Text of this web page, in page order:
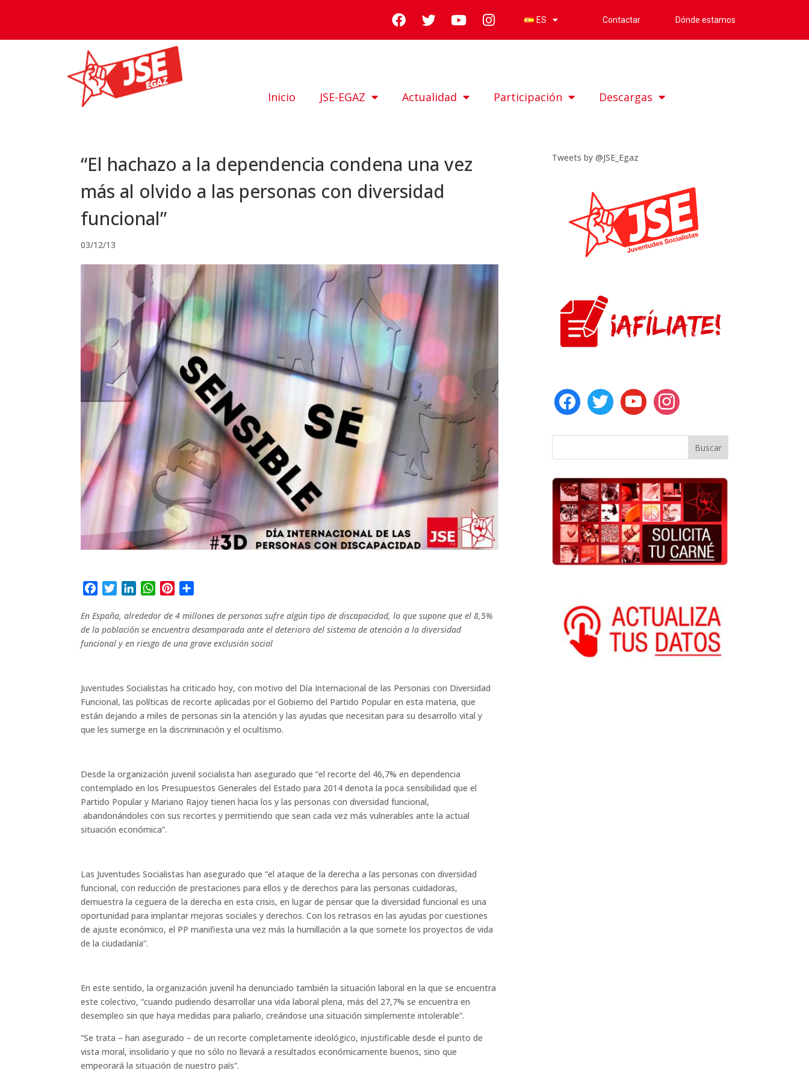
ES Contactar Dónde estamos
Inicio JSE-EGAZ Actualidad Participación Descargas
“El hachazo a la dependencia condena una vez
más al olvido a las personas con diversidad
funcional”
03/12/13
c
e
b
k
i
t
t
n
k
e
n
W
a
t
s
p
n
t
e
s
t
m
p
a
i
r
En España, alrededor de 4 millones de personas sufre algún tipo de discapacidad, lo que supone que el 8,5%
de la población se encuentra desamparada ante el deterioro del sistema de atención a la diversidad
funcional y en riesgo de una grave exclusión social
Juventudes Socialistas ha criticado hoy, con motivo del Día Internacional de las Personas con Diversidad
Funcional, las políticas de recorte aplicadas por el Gobierno del Partido Popular en esta materia, que
están dejando a miles de personas sin la atención y las ayudas que necesitan para su desarrollo vital y
que les sumerge en la discriminación y el ocultismo.
Desde la organización juvenil socialista han asegurado que “el recorte del 46,7% en dependencia
contemplado en los Presupuestos Generales del Estado para 2014 denota la poca sensibilidad que el
Partido Popular y Mariano Rajoy tienen hacia los y las personas con diversidad funcional,
abandonándoles con sus recortes y permitiendo que sean cada vez más vulnerables ante la actual
situación económica”.
Las Juventudes Socialistas han asegurado que “el ataque de la derecha a las personas con diversidad
funcional, con reducción de prestaciones para ellos y de derechos para las personas cuidadoras,
demuestra la ceguera de la derecha en esta crisis, en lugar de pensar que la diversidad funcional es una
oportunidad para implantar mejoras sociales y derechos. Con los retrasos en las ayudas por cuestiones
de ajuste económico, el PP manifiesta una vez más la humillación a la que somete los proyectos de vida
de la ciudadanía”.
En este sentido, la organización juvenil ha denunciado también la situación laboral en la que se encuentra
este colectivo, “cuando pudiendo desarrollar una vida laboral plena, más del 27,7% se encuentra en
desempleo sin que haya medidas para paliarlo, creándose una situación simplemente intolerable”.
“Se trata – han asegurado – de un recorte completamente ideológico, injustificable desde el punto de
vista moral, insolidario y que no sólo no llevará a resultados económicamente buenos, sino que
empeorará la situación de nuestro país”.
Tweets by @JSE_Egaz